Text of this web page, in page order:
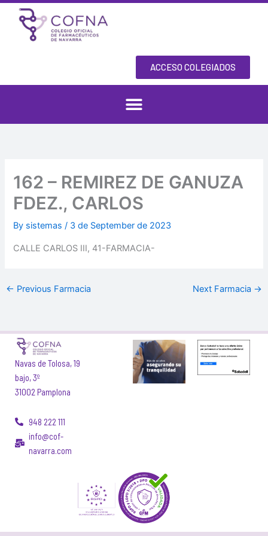
Skip
content
ACCESO COLEGIADOS
162 – REMIREZ DE GANUZA
FDEZ., CARLOS
By sistemas/ 3 de September de 2023
CALLE CARLOS III, 41-FARMACIA-
← Previous Farmacia Next Farmacia →
Navas de Tolosa, 19
bajo, 3º
31002 Pamplona
948 222 111
info@cof-
navarra.com